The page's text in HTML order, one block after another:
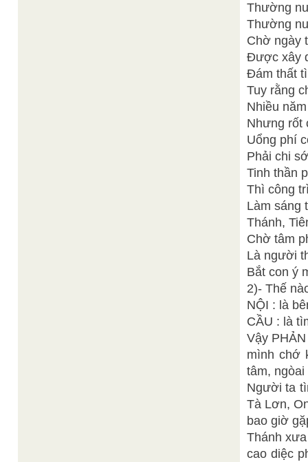
Thường
Thường
Chờ ngày
Được xây
Đám thất
Tuy rằng
Nhiều
Nhưng rốt
Uổng phí
Phải chi
Tinh thần
Thì công
Làm sáng
Thánh,
Chờ tâm
Là người
Bắt con ý
2)- Thế
NỘI : là
CẦU : là
Vậy
mình chớ
tâm,
Người ta
Tà Lơn,
bao giờ
Thánh
cao diệc